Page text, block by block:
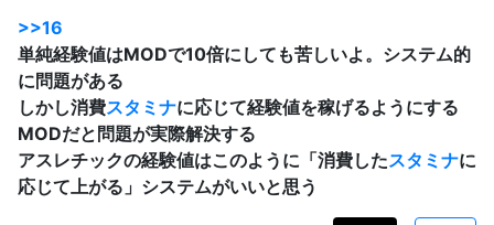
>>16
単純経験値はMODで10倍にしても苦しいよ。システム的
に問題がある
しかし消費スタミナに応じて経験値を稼げるようにする
MODだと問題が実際解決する
アスレチックの経験値はこのように「消費したスタミナに
応じて上がる」システムがいいと思う